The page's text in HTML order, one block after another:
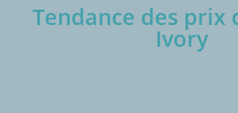
Tendance des prix
Ivory